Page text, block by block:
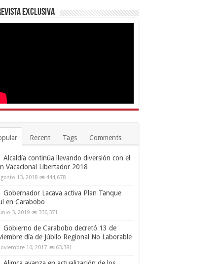
Exclusiva
Recent Tags Comments
Alcaldía continúa llevando diversión con el
Vacacional Libertador 2018
13, 2018 444,678
Gobernador Lacava activa Plan Tanque
en Carabobo
3, 2019 330,371
Gobierno de Carabobo decretó 13 de
día de Júbilo Regional No Laborable
10, 2017 63,381